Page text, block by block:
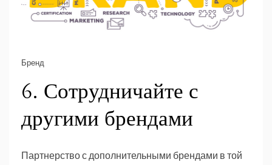
Бренд
6. Сотрудничайте с
другими брендами
Партнерство с дополнительными брендами в той